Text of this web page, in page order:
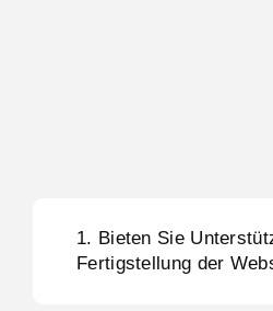
1. Bieten Sie
Fertigstellung der